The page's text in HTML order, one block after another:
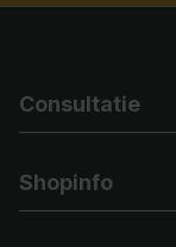
Consultatie
Shopinfo